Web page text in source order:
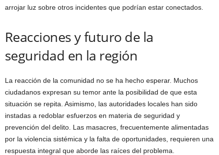
arrojar luz sobre otros incidentes que podrían estar conectados.
Reacciones y futuro de la
seguridad en la región
La reacción de la comunidad no se ha hecho esperar. Muchos
ciudadanos expresan su temor ante la posibilidad de que esta
situación se repita. Asimismo, las autoridades locales han sido
instadas a redoblar esfuerzos en materia de seguridad y
prevención del delito. Las masacres, frecuentemente alimentadas
por la violencia sistémica y la falta de oportunidades, requieren una
respuesta integral que aborde las raíces del problema.